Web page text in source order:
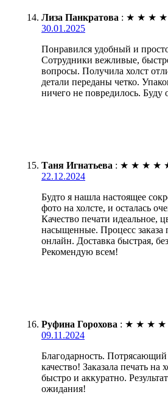
Лиза Панкратова : ★ ★ ★ ★
30.01.2025
Понравился удобный и
Сотрудники вежливые,
вопросы. Получила холст
детали переданы четко.
ничего не повредилось. Буду
Таня Игнатьева : ★ ★ ★ ★
22.12.2024
Будто я нашла настоящее
фото на холсте, и осталась
Качество печати идеальное,
насыщенные. Процесс заказа
онлайн. Доставка быстрая,
Рекомендую всем!
Руфина Горохова : ★ ★ ★ ★
09.11.2024
Благодарность.
качество! Заказала печать на
быстро и аккуратно.
ожидания!